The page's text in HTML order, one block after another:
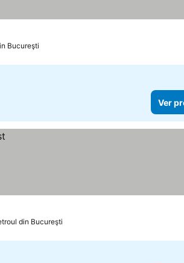
Bucureşti
Ver
din Bucureşti